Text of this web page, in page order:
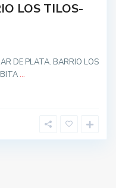
LOS TILOS-
DE PLATA. BARRIO LOS
...